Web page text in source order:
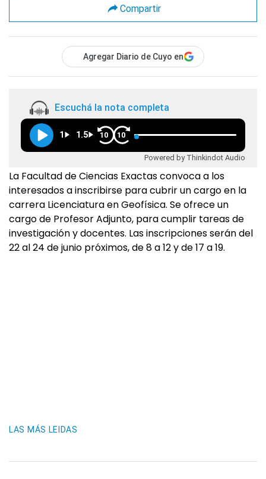
Compartir
Agregar Diario de Cuyo en
Escuchá la nota completa
1 1.5 10 10
Powered by Thinkindot Audio
La Facultad de Ciencias Exactas convoca a los
interesados a inscribirse para cubrir un cargo en la
carrera Licenciatura en Geofísica. Se ofrece un
cargo de Profesor Adjunto, para cumplir tareas de
investigación y docentes. Las inscripciones serán del
22 al 24 de junio próximos, de 8 a 12 y de 17 a 19.
LAS MÁS LEIDAS